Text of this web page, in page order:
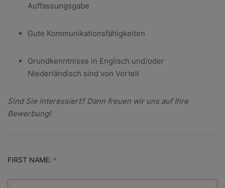
Auffassungsgabe
Gute Kommunikationsfähigkeiten
Grundkenntnisse in Englisch und/oder
Niederländisch sind von Vorteil
Sind Sie interessiert? Dann freuen wir uns auf Ihre
Bewerbung!
FIRST NAME: